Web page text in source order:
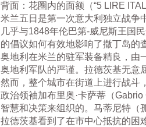
背面：花圈内的面额（“5 LIRE
米兰五日是第一次意大利独立战争
几乎与1848年伦巴第-威尼斯王国
的倡议如何有效地影响了撒丁岛的
奥地利在米兰的驻军装备精良，由
奥地利军队的严谨。拉德茨基无意
然而，整个城市在街道上进行战斗
政治领袖加布里奥·卡萨蒂（
智慧和决策来组织的。马蒂尼特（
拉德茨基看到了在市中心抵抗的困